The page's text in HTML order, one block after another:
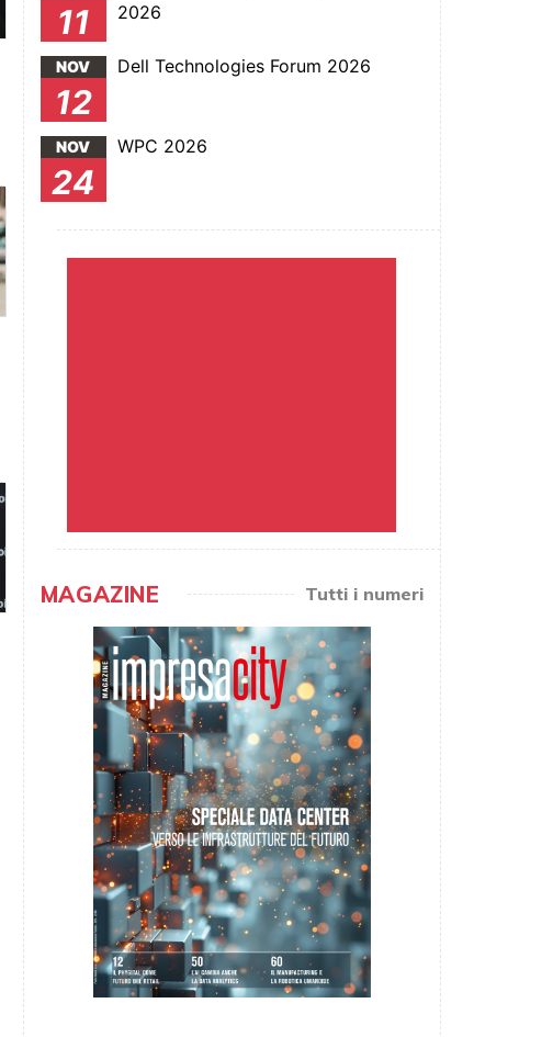
11
2026
NOV
12
Dell Technologies Forum 2026
NOV
24
WPC 2026
MAGAZINE Tutti i numeri